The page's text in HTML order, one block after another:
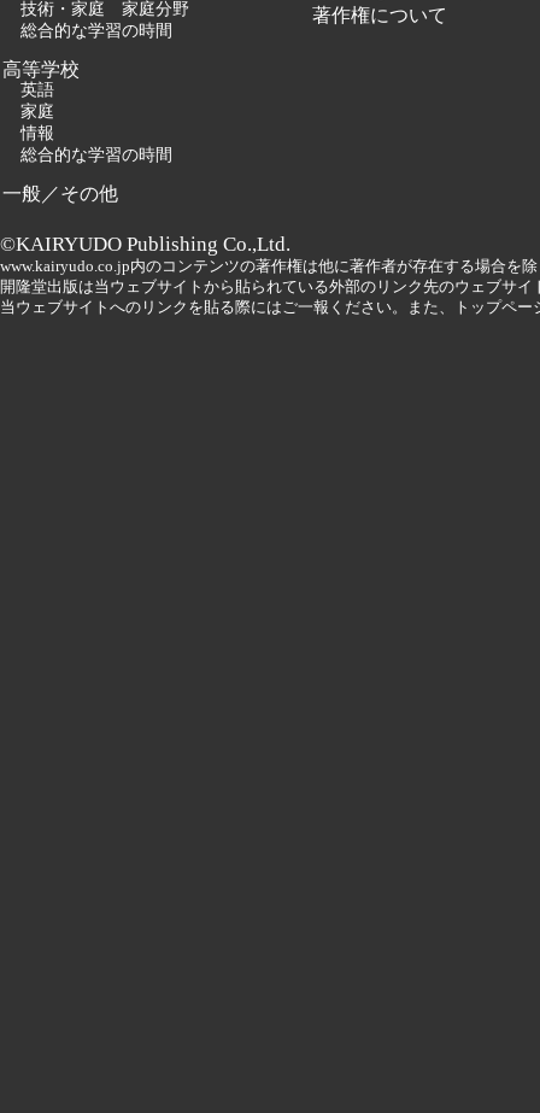
技術・家庭 家庭分野
総合的な学習の時間
高等学校
英語
家庭
情報
総合的な学習の時間
一般／その他
著作権について
©KAIRYUDO Publishing Co.,Ltd.
www.kairyudo.co.jp内のコンテンツの著作権は他に著作者が存在する場合を
開隆堂出版は当ウェブサイトから貼られている外部のリンク先のウェブサ
当ウェブサイトへのリンクを貼る際にはご一報ください。また、トップペ